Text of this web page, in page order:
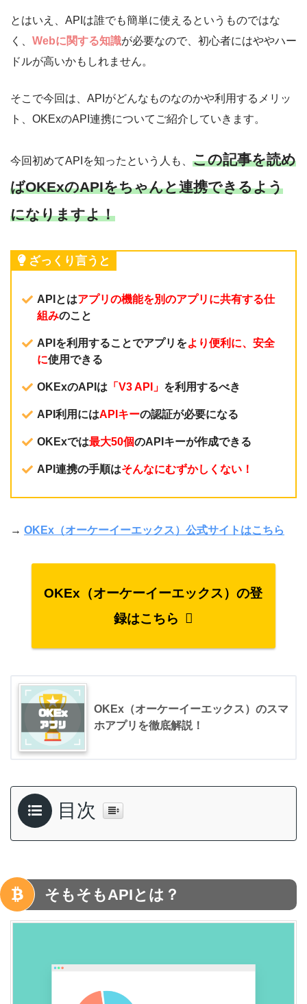
とはいえ、APIは誰でも簡単に使えるというものではな
く、 Webに関する知識が必要なので、初心者にはややハー
ドルが高いかもしれません。
そこで今回は、APIがどんなものなのかや利用するメリッ
ト、OKExのAPI連携についてご紹介していきます。
今回初めてAPIを知ったという人も、 この記事を読め
ばOKExのAPIをちゃんと連携できるよう
になりますよ！
ざっくり言うと
APIとはアプリの機能を別のアプリに共有する仕
組みのこと
APIを利用することでアプリをより便利に、安全
に使用できる
OKExのAPIは 「V3 API」 を利用するべき
API利用にはAPIキーの認証が必要になる
OKExでは最大50個のAPIキーが作成できる
API連携の手順はそんなにむずかしくない！
→ OKEx（オーケーイーエックス）公式サイトはこちら
OKEx（オーケーイーエックス）の登
録はこちら
OKEx（オーケーイーエックス）のスマ
ホアプリを徹底解説！
目次
そもそもAPIとは？